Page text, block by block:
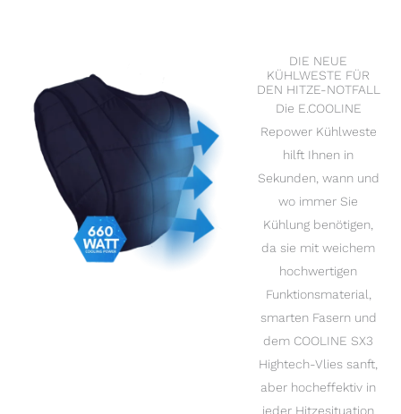
DIE NEUE
KÜHLWESTE FÜR
DEN HITZE-NOTFALL
Die E.COOLINE
Repower Kühlweste
hilft Ihnen in
Sekunden, wann und
wo immer Sie
Kühlung benötigen,
da sie mit weichem
hochwertigen
Funktionsmaterial,
smarten Fasern und
dem COOLINE SX3
Hightech-Vlies sanft,
aber hocheffektiv in
jeder Hitzesituation